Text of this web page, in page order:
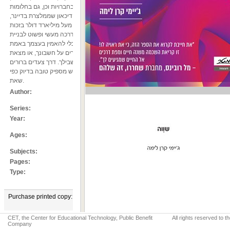
לימה הפכה מצעירה מאומצת עם התקפי חרדה ודיכאון שממלצרת בדיינר,
ושחוותה שנים של דחיות וספק עצמי, ליזמית של חברה בשווי מעל מיליארד דולר בזכות
היכולת ללמוד להאמין בעצמה. עכשיו היא מציעה ספר הדרכה מעשי ופשוט לבניית
אם אי־פעם נאבקת בתסמונת המתחזה, התרגלת לרצות אחרים על חשבונך, או מצאת
את עצמך תקועה אף על פי שיש לך כישרון – הספר הזה בשבילך. דרך צעדים ברורים
וכלים יישומיים תלמדי להשתחרר ממה שמעכב אותך, ולהרגיש מספיק טובה בדיוק כפי
שאת.
Author:
Series:
Year:
Ages:
Subjects:
Pages:
Type:
Purchase printed copy:
מטר הוצאה לאור בע"מ
CET, the Center for Educational Technology, Public Benefit
Company
All rights reserved to